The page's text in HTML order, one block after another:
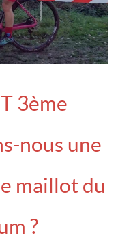
3ème
nous une
maillot du
?